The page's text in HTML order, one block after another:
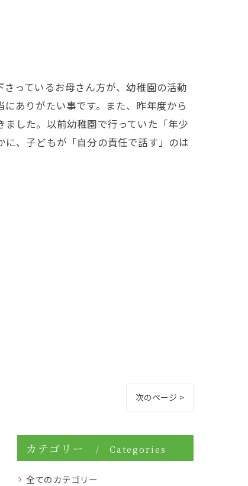
っているお母さん方が、幼稚園の活動
ありがたい事です。また、昨年度から
した。以前幼稚園で行っていた「年少
、子どもが「自分の責任で話す」のは
次のページ >
カテゴリー Categories
全てのカテゴリー